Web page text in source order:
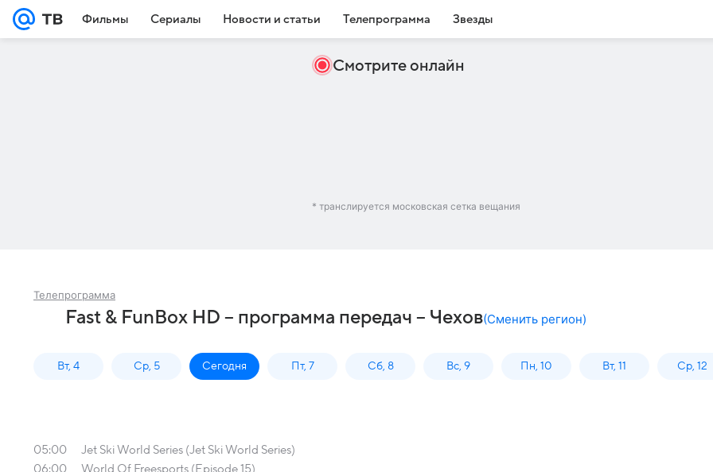
Фильмы Сериалы Новости и статьи Телепрограмма Звезды
Смотрите онлайн
* транслируется московская сетка вещания
Телепрограмма
Fast & FunBox HD – программа передач – Чехов(Сменить регион)
Вт, 4 Ср, 5 Сегодня Пт, 7 Сб, 8 Вс, 9 Пн, 10 Вт, 11 Ср, 12
05:00
Jet Ski World Series (Jet Ski World Series)
06:00
World Of Freesports (Episode 15)